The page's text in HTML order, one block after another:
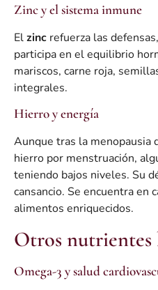
Zinc y el sistema inmune
Elzinc refuerza las
participa en el equilibrio
mariscos, carne roja,
integrales.
Hierro y energía
Aunque tras la menopausia
hierro por menstruación,
teniendo bajos niveles. Su
cansancio. Se encuentra en
alimentos enriquecidos.
Otros nutrientes
Omega-3 y salud